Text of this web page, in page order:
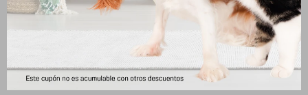
Basken Doble 40 Caja 4 Comp
235